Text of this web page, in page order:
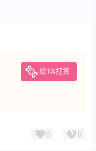
给TA打赏
0 0